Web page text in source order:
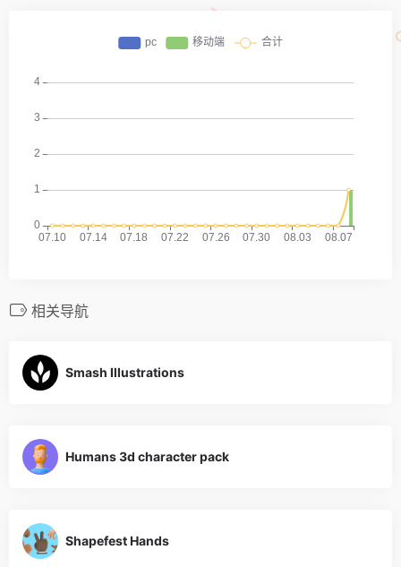
相关导航
Smash Illustrations
Humans 3d character pack
Shapefest Hands